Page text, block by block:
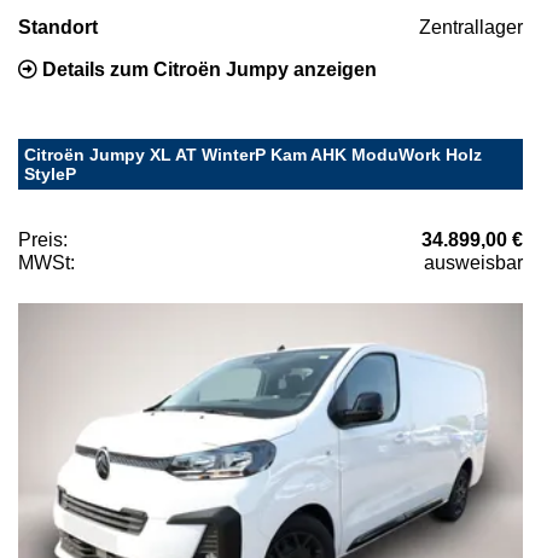
Standort Zentrallager
Details zum Citroën Jumpy anzeigen
Citroën Jumpy XL AT WinterP Kam AHK ModuWork Holz
StyleP
Preis:
34.899,00 €
MWSt:
ausweisbar